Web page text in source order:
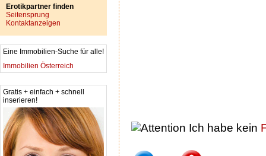
Erotikpartner finden
Seitensprung
Kontaktanzeigen
Eine Immobilien-Suche für alle!
Immobilien Österreich
Gratis + einfach + schnell
inserieren!
Ich habe kein